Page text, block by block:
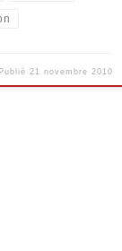
Publié 21 novembre 2010